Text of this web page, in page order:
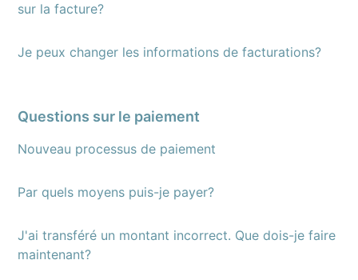
sur la facture?
Je peux changer les informations de facturations?
Questions sur le paiement
Nouveau processus de paiement
Par quels moyens puis-je payer?
J'ai transféré un montant incorrect. Que dois-je faire
maintenant?